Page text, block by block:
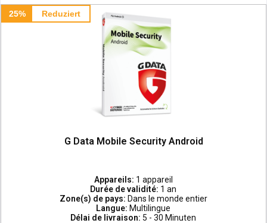
25% Reduziert
G Data Mobile Security Android
Appareils: 1 appareil
Durée de validité: 1 an
Zone(s) de pays: Dans le monde entier
Langue: Multilingue
Délai de livraison: 5 - 30 Minuten